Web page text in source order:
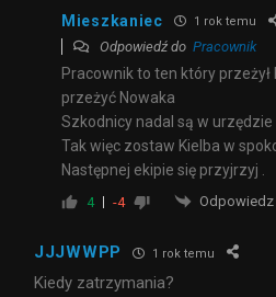
Mieszkaniec 1 rok temu
Odpowiedź do Pracownik
Pracownik to ten który
przeżyć Nowaka
Szkodnicy nadal są w urzędzie
Tak więc zostaw Kielba w
Następnej ekipie się przyjrzyj .
4 -4 Odpowiedz
JJJWWPP 1 rok temu
Kiedy zatrzymania?